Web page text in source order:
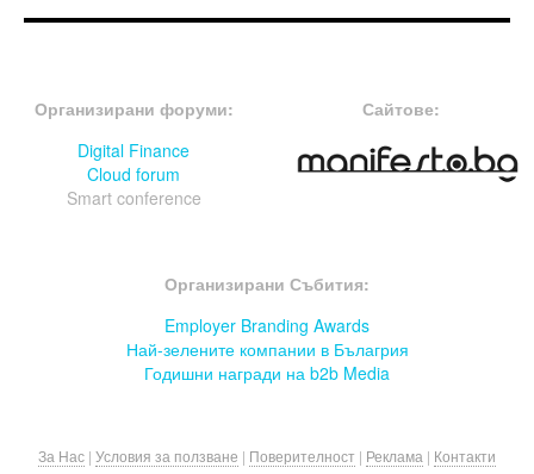
Организирани форуми:
Digital Finance
Cloud forum
Smart conference
Сайтове:
Организирани Събития:
Employer Branding Awards
Най-зелените компании в Бълагрия
Годишни награди на b2b Media
За Нас | Условия за ползване | Поверителност | Реклама | Контакти